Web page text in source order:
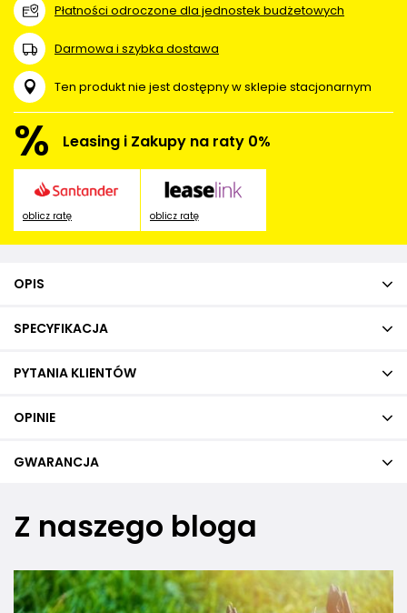
Płatności odroczone dla jednostek budżetowych
Darmowa i szybka dostawa
Ten produkt nie jest dostępny w sklepie stacjonarnym
% Leasing i Zakupy na raty 0%
oblicz ratę oblicz ratę
OPIS
SPECYFIKACJA
PYTANIA KLIENTÓW
OPINIE
GWARANCJA
Z naszego bloga